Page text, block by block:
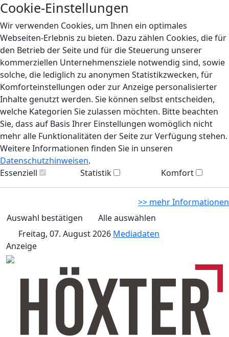
Cookie-Einstellungen
Wir verwenden Cookies, um Ihnen ein optimales
Webseiten-Erlebnis zu bieten. Dazu zählen Cookies, die für
den Betrieb der Seite und für die Steuerung unserer
kommerziellen Unternehmensziele notwendig sind, sowie
solche, die lediglich zu anonymen Statistikzwecken, für
Komforteinstellungen oder zur Anzeige personalisierter
Inhalte genutzt werden. Sie können selbst entscheiden,
welche Kategorien Sie zulassen möchten. Bitte beachten
Sie, dass auf Basis Ihrer Einstellungen womöglich nicht
mehr alle Funktionalitäten der Seite zur Verfügung stehen.
Weitere Informationen finden Sie in unseren
Datenschutzhinweisen.
Essenziell
Statistik Komfort
>> mehr Informationen
Auswahl bestätigen
Alle auswählen
Freitag, 07. August 2026 Mediadaten
Anzeige